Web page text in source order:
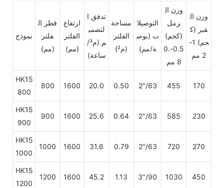
نموذج
قطر ال
فلتر
(مم)
ارتفاع
الفلتر
(مم)
تدفق ا
لتصمي
م (م³/
ساعة)
مساحة
الفلتر
(م²)
التوصيلا
ت (بوص
ة/مم)
وزن ال
رمل
(كجم)
0.5-0.
8 مم
وزن ال
قبر (ك
جم) 1-
2 مم
HK15
800
800 1600 20.0 0.50 2"/63 455 170
HK15
900
900 1600 25.6 0.64 2"/63 585 230
HK15
1000
1000 1600 31.6 0.79 2"/63 720 270
HK15
1200
1200 1600 45.2 1.13 3"/90 1030 450